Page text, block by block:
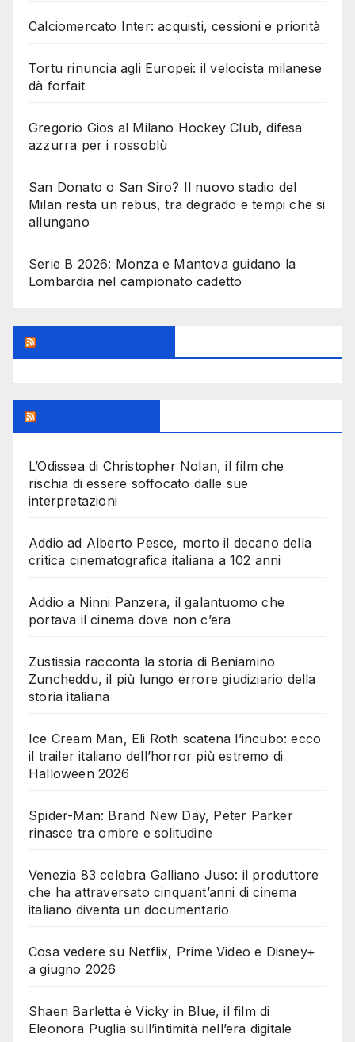
Calciomercato Inter: acquisti, cessioni e priorità
Tortu rinuncia agli Europei: il velocista milanese
dà forfait
Gregorio Gios al Milano Hockey Club, difesa
azzurra per i rossoblù
San Donato o San Siro? Il nuovo stadio del
Milan resta un rebus, tra degrado e tempi che si
allungano
Serie B 2026: Monza e Mantova guidano la
Lombardia nel campionato cadetto
L’Odissea di Christopher Nolan, il film che
rischia di essere soffocato dalle sue
interpretazioni
Addio ad Alberto Pesce, morto il decano della
critica cinematografica italiana a 102 anni
Addio a Ninni Panzera, il galantuomo che
portava il cinema dove non c’era
Zustissia racconta la storia di Beniamino
Zuncheddu, il più lungo errore giudiziario della
storia italiana
Ice Cream Man, Eli Roth scatena l’incubo: ecco
il trailer italiano dell’horror più estremo di
Halloween 2026
Spider-Man: Brand New Day, Peter Parker
rinasce tra ombre e solitudine
Venezia 83 celebra Galliano Juso: il produttore
che ha attraversato cinquant’anni di cinema
italiano diventa un documentario
Cosa vedere su Netflix, Prime Video e Disney+
a giugno 2026
Shaen Barletta è Vicky in Blue, il film di
Eleonora Puglia sull’intimità nell’era digitale